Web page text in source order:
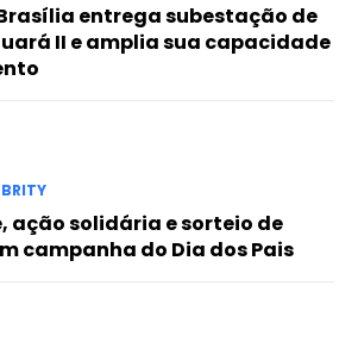
lobortis sit
felis
dolor
entrega subestação de
II e amplia sua capacidade
ação solidária e sorteio de
campanha do Dia dos Pais